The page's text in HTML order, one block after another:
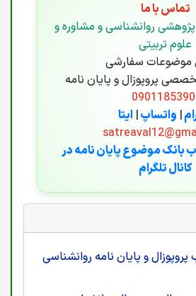
تماس با ما
روانشناسی و مشاوره و
علوم تربیتی
موضوعات سفارشی
پروپوزال و پایان نامه
| واتساپ| ایتا
بانک موضوع پایان نامه در
کانال تلگرام
و پایان نامه روانشناسی